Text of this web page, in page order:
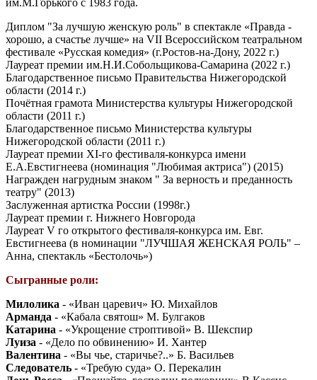
Диплом "За лучшую женскую роль" в спектакле «Правда -
хорошо, а счастье лучше» на VII Всероссийском театральном
фестивале «Русская комедия» (г.Ростов-на-Дону, 2022 г.)
Лауреат премии им.Н.И.Собольщикова-Самарина (2022 г.)
Благодарственное письмо Правительства Нижегородской
области (2014 г.)
Почётная грамота Министерства культуры Нижегородской
области (2011 г.)
Благодарственное письмо Министерства культуры
Нижегородской области (2011 г.)
Лауреат премии XI-го фестиваля-конкурса имени
Е.А.Евстигнеева (номинация "Любимая актриса") (2015)
Награжден нагрудным знаком " За верность и преданность
театру" (2013)
Заслуженная артистка России (1998г.)
Лауреат премии г. Нижнего Новгорода
Лауреат V го открытого фестиваля-конкурса им. Евг.
Евстигнеева (в номинации "ЛУЧШАЯ ЖЕНСКАЯ РОЛЬ" –
Анна, спектакль «Бестолочь»)
Сыгранные роли:
Милолика - «Иван царевич» Ю. Михайлов
Арманда - «Кабала святош» М. Булгаков
Катарина - «Укрощение строптивой» В. Шекспир
Луиза - «Дело по обвинению» И. Хантер
Валентина - «Вы чье, старичье?..» Б. Васильев
Следователь - «Требую суда» О. Перекалин